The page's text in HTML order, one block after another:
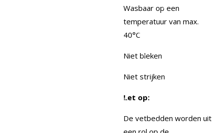
Wasbaar op een
temperatuur van max.
40°C
Niet bleken
Niet strijken
Let op:
De vetbedden worden uit